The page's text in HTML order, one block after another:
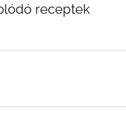
receptek